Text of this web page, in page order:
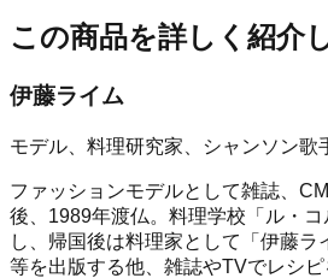
この商品を詳しく紹介
伊藤ライム
モデル、料理研究家、シャンソン歌
ファッションモデルとして雑誌、
後、1989年渡仏。料理学校「ル・
し、帰国後は料理家として「伊藤ラ
等を出版する他、雑誌やTVでレシ